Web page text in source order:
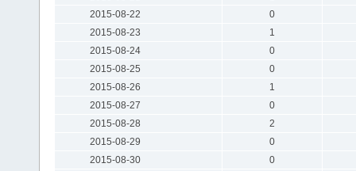
2015-08-22
0
2015-08-23
1
2015-08-24
0
2015-08-25
0
2015-08-26
1
2015-08-27
0
2015-08-28
2
2015-08-29
0
2015-08-30
0